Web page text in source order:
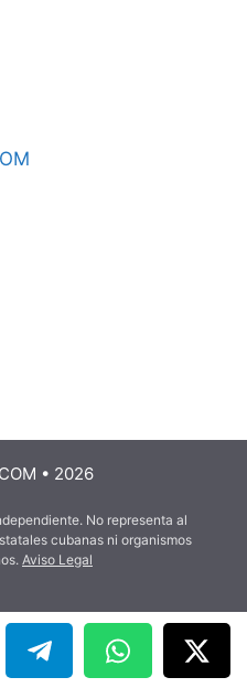
• 2026
No representa al
cubanas ni organismos
Aviso Legal